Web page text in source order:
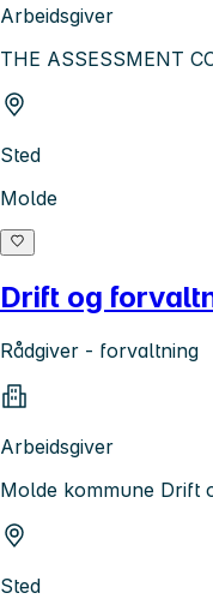
Arbeidsgiver
THE ASSESSMENT
Sted
Molde
Drift og
Rådgiver - forvaltning
Arbeidsgiver
Molde kommune Drift
Sted